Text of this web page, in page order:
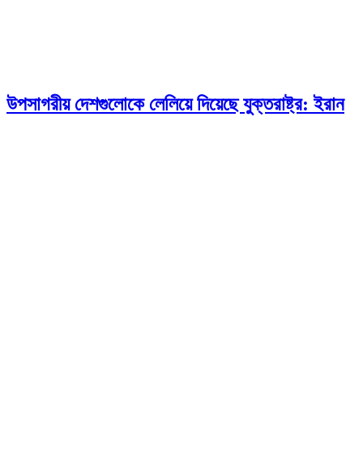
উপসাগরীয় দেশগুলোকে লেলিয়ে দিয়েছে যুক্তরাষ্ট্র: ইরান